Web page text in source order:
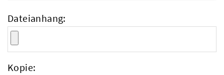
Dateianhang:
Kopie: